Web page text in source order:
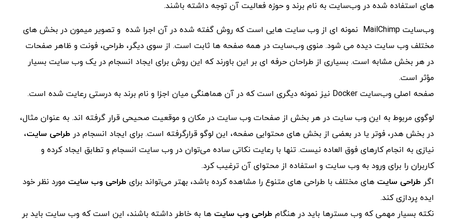
‌های استفاده‌ شده در وب‌سایت به نام برند و حوزه فعالیت آن توجه داشته باشند.
وب‌سایت MailChimp نمونه‌ ای از وب ‌سایت‌ هایی است که روش گفته شده در آن اجرا شده و تصویر میمون در بخش ‌های
مختلف وب ‌سایت دیده می شود. منوی وب‌سایت در همه صفحه‌ ها ثابت است. از سوی دیگر، طراحی، فونت و ظاهر صفحات
در هر بخش مشابه است. بسیاری از طراحان حرفه ای بر این باورند که این روش برای ایجاد انسجام در یک وب‌ سایت بسیار
مؤثر است.
صفحه اصلی وب‌سایت Docker نیز نمونه دیگری است که در آن هماهنگی میان اجزا و نام برند به‌ درستی رعایت شده است.
لوگوی مربوط به این وب‌ سایت در هر بخش از صفحات وب‌ سایت در مکان و موقعیت صحیحی قرار گرفته اند. به‌ عنوان‌ مثال،
در بخش هدر، فوتر یا در بعضی از بخش ‌های محتوایی صفحه، این لوگو قرارگرفته است. برای ایجاد انسجام در طراحی سایت،
نیازی به انجام کارهای فوق العاده نیست. تنها با رعایت نکاتی ساده می‌توان در وب‌ سایت انسجام و تطابق ایجاد کرده و
کاربران را برای ورود به وب ‌سایت و استفاده از محتوای آن ترغیب کرد.
اگر طراحی سایت‌ های مختلف با طراحی‌ های متنوع را مشاهده کرده باشد، بهتر می‌تواند برای طراحی وب‌ سایت مورد نظر خود
ایده پردازی کند.
نکته بسیار مهمی که وب مسترها باید در هنگام طراحی وب سایت ها به خاطر داشته باشند، این است که وب‌ سایت باید بر